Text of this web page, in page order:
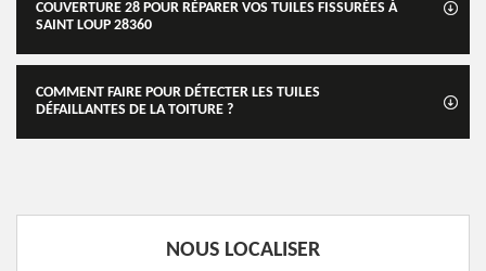
COUVERTURE 28 POUR RÉPARER VOS TUILES FISSURÉES À
SAINT LOUP 28360
COMMENT FAIRE POUR DÉTECTER LES TUILES
DÉFAILLANTES DE LA TOITURE ?
NOUS LOCALISER